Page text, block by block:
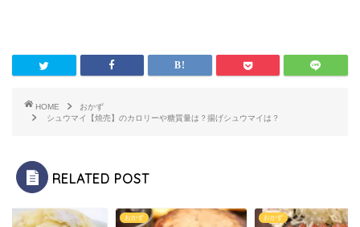
HOME
おかず
シュウマイ【焼売】のカロリーや糖質量は？揚げシュウマイは？
RELATED POST
おかず おかず